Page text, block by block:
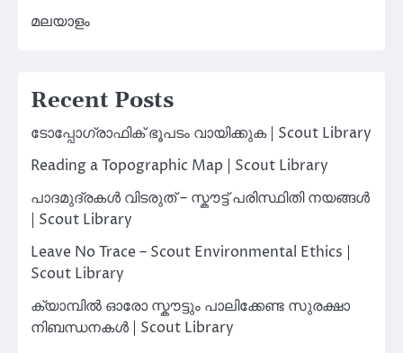
മലയാളം
Recent Posts
ടോപ്പോഗ്രാഫിക് ഭൂപടം വായിക്കുക | Scout Library
Reading a Topographic Map | Scout Library
പാദമുദ്രകൾ വിടരുത് – സ്കൗട്ട് പരിസ്ഥിതി നയങ്ങൾ
| Scout Library
Leave No Trace – Scout Environmental Ethics |
Scout Library
ക്യാമ്പിൽ ഓരോ സ്കൗട്ടും പാലിക്കേണ്ട സുരക്ഷാ
നിബന്ധനകൾ | Scout Library